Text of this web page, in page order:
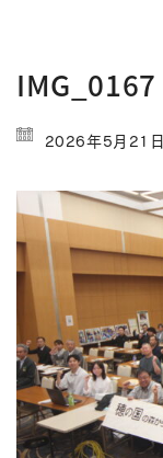
IMG_0167
2026年5月21日